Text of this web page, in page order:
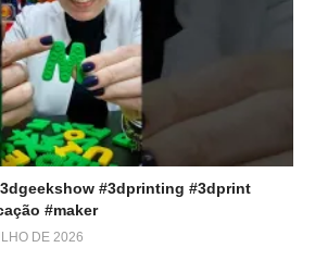
#3dprinting #3dprint
#maker
DE 2026